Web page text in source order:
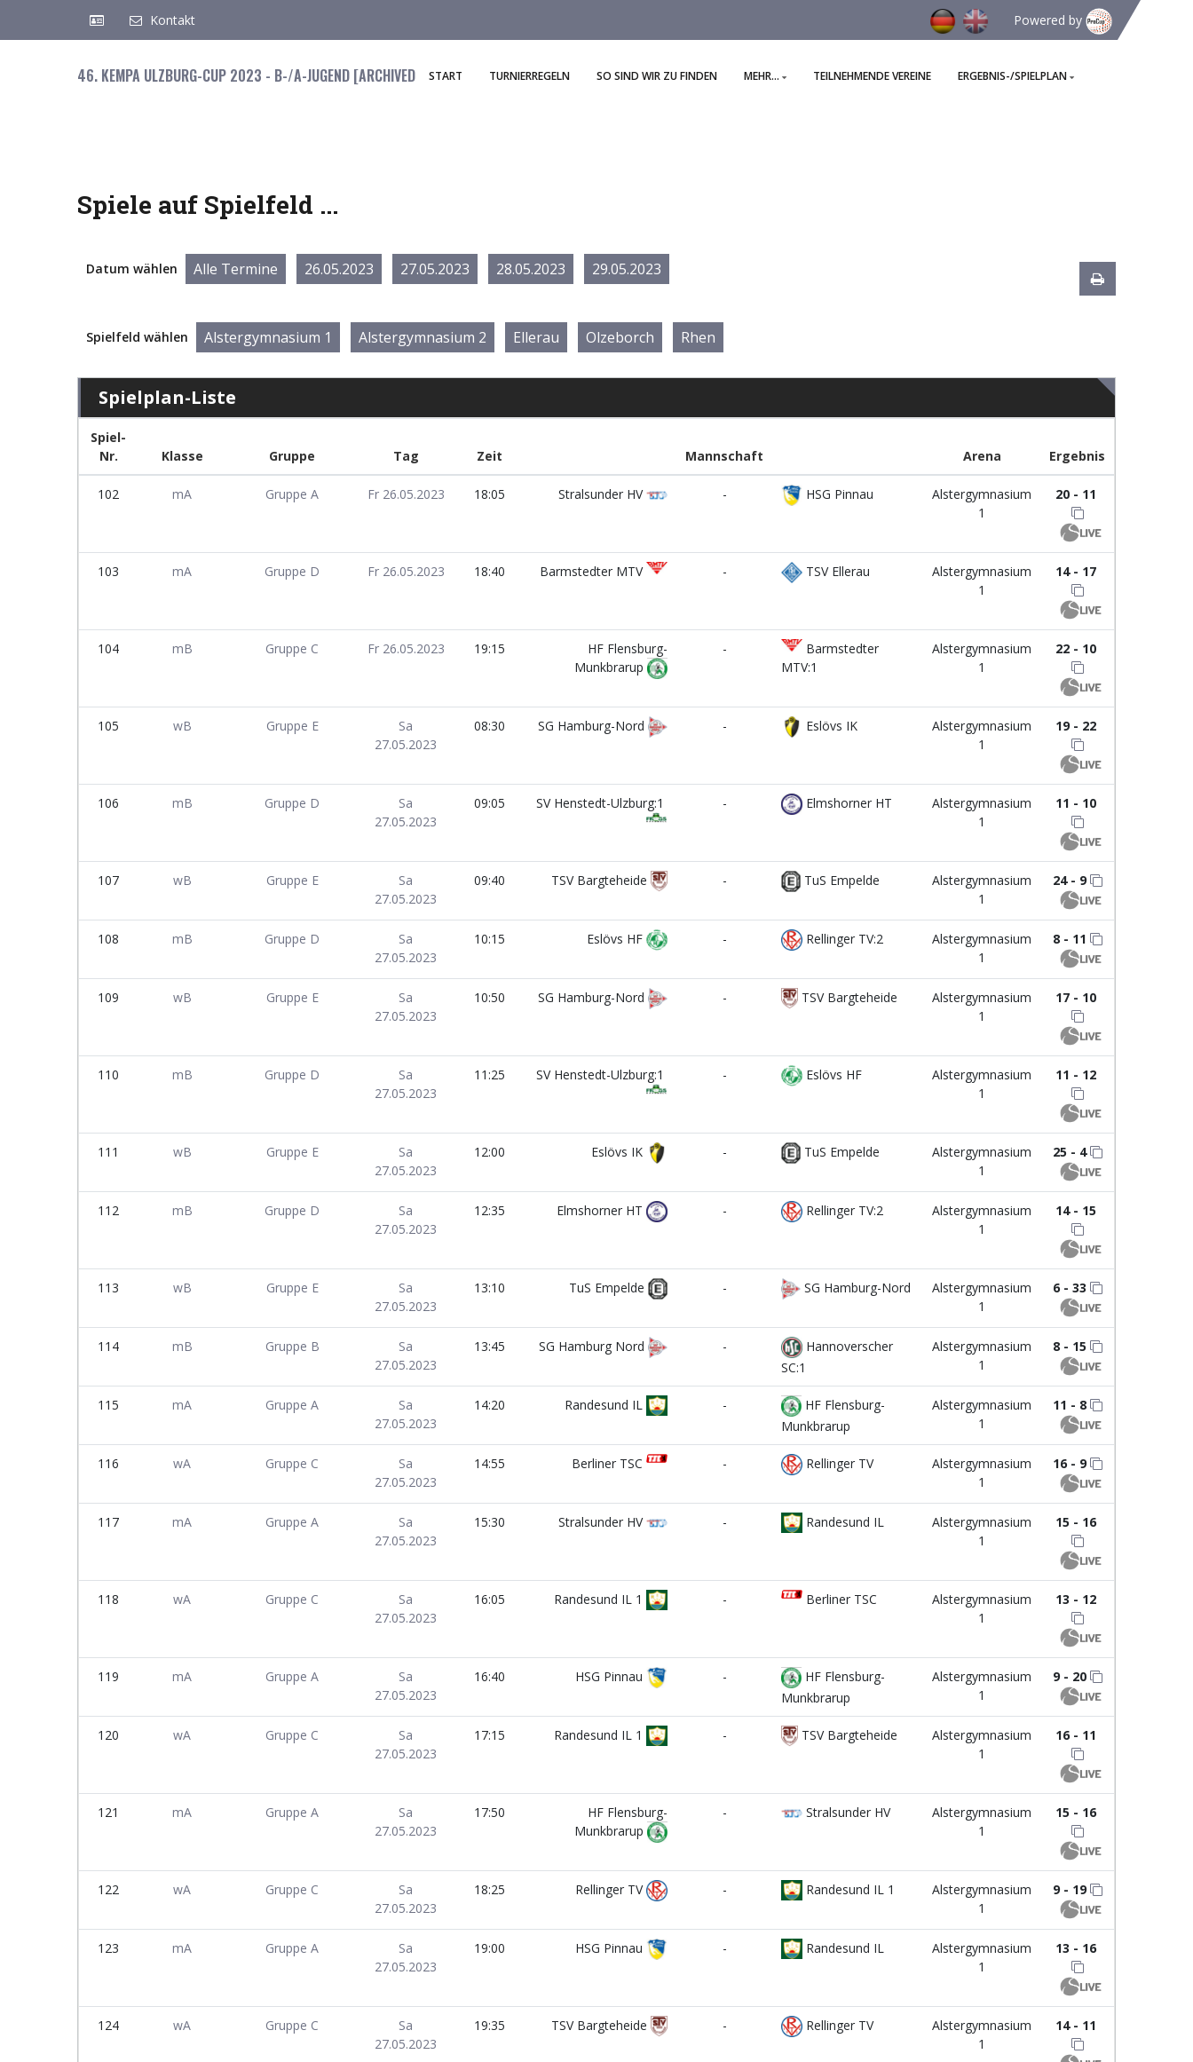
Kontakt Powered by
46. KEMPA ULZBURG-CUP 2023 - B-/A-JUGEND [ARCHIVED START TURNIERREGELN SO SIND WIR ZU FINDEN MEHR... TEILNEHMENDE VEREINE ERGEBNIS-/SPIELPLAN
Spiele auf Spielfeld ...
Datum wählen Alle Termine 26.05.2023 27.05.2023 28.05.2023 29.05.2023
Spielfeld wählen Alstergymnasium 1 Alstergymnasium 2 Ellerau Olzeborch Rhen
Spielplan-Liste
Spiel-
Nr.
Klasse Gruppe Tag Zeit Mannschaft Arena Ergebnis
102 mA Gruppe A Fr 26.05.2023 18:05 Stralsunder HV - HSG Pinnau
Alstergymnasium
1
20 - 11
103 mA Gruppe D Fr 26.05.2023 18:40 Barmstedter MTV - TSV Ellerau
Alstergymnasium
1
14 - 17
104 mB Gruppe C Fr 26.05.2023 19:15
HF Flensburg-
Munkbrarup
-
Barmstedter
MTV:1
Alstergymnasium
1
22 - 10
105 wB Gruppe E
Sa
27.05.2023
08:30 SG Hamburg-Nord - Eslövs IK
Alstergymnasium
1
19 - 22
106 mB Gruppe D
Sa
27.05.2023
09:05 SV Henstedt-Ulzburg:1 - Elmshorner HT
Alstergymnasium
1
11 - 10
107 wB Gruppe E
Sa
27.05.2023
09:40 TSV Bargteheide - TuS Empelde
Alstergymnasium
1
24 - 9
108 mB Gruppe D
Sa
27.05.2023
10:15 Eslövs HF - Rellinger TV:2
Alstergymnasium
1
8 - 11
109 wB Gruppe E
Sa
27.05.2023
10:50 SG Hamburg-Nord - TSV Bargteheide
Alstergymnasium
1
17 - 10
110 mB Gruppe D
Sa
27.05.2023
11:25 SV Henstedt-Ulzburg:1 - Eslövs HF
Alstergymnasium
1
11 - 12
111 wB Gruppe E
Sa
27.05.2023
12:00 Eslövs IK - TuS Empelde
Alstergymnasium
1
25 - 4
112 mB Gruppe D
Sa
27.05.2023
12:35 Elmshorner HT - Rellinger TV:2
Alstergymnasium
1
14 - 15
113 wB Gruppe E
Sa
27.05.2023
13:10 TuS Empelde - SG Hamburg-Nord
Alstergymnasium
1
6 - 33
114 mB Gruppe B
Sa
27.05.2023
13:45 SG Hamburg Nord -
Hannoverscher
SC:1
Alstergymnasium
1
8 - 15
115 mA Gruppe A
Sa
27.05.2023
14:20 Randesund IL -
HF Flensburg-
Munkbrarup
Alstergymnasium
1
11 - 8
116 wA Gruppe C
Sa
27.05.2023
14:55 Berliner TSC - Rellinger TV
Alstergymnasium
1
16 - 9
117 mA Gruppe A
Sa
27.05.2023
15:30 Stralsunder HV - Randesund IL
Alstergymnasium
1
15 - 16
118 wA Gruppe C
Sa
27.05.2023
16:05 Randesund IL 1 - Berliner TSC
Alstergymnasium
1
13 - 12
119 mA Gruppe A
Sa
27.05.2023
16:40 HSG Pinnau -
HF Flensburg-
Munkbrarup
Alstergymnasium
1
9 - 20
120 wA Gruppe C
Sa
27.05.2023
17:15 Randesund IL 1 - TSV Bargteheide
Alstergymnasium
1
16 - 11
121 mA Gruppe A
Sa
27.05.2023
17:50
HF Flensburg-
Munkbrarup
- Stralsunder HV
Alstergymnasium
1
15 - 16
122 wA Gruppe C
Sa
27.05.2023
18:25 Rellinger TV - Randesund IL 1
Alstergymnasium
1
9 - 19
123 mA Gruppe A
Sa
27.05.2023
19:00 HSG Pinnau - Randesund IL
Alstergymnasium
1
13 - 16
124 wA Gruppe C
Sa
27.05.2023
19:35 TSV Bargteheide - Rellinger TV
Alstergymnasium
1
14 - 11